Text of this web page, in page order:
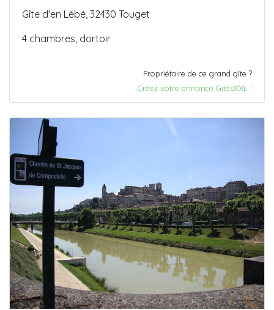
Gîte d'en Lébé, 32430 Touget
4 chambres, dortoir
Propriétaire de ce grand gîte ?
Créez votre annonce GitesXXL !